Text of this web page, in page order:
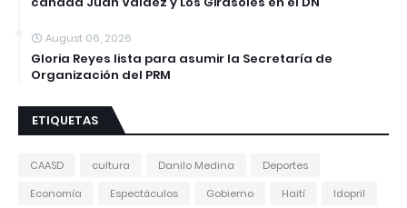
August 06, 2026
Gloria Reyes lista para asumir la Secretaría de
Organización del PRM
ETIQUETAS
CAASD cultura Danilo Medina
Deportes
Economía
Espectáculos Gobierno Haití
Idopril